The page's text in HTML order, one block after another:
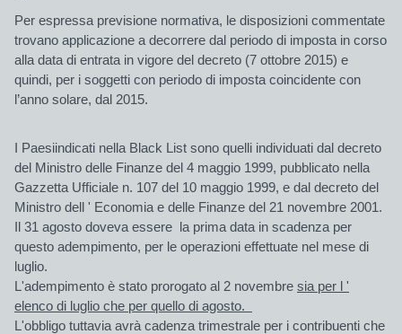
Per espressa previsione normativa, le disposizioni commentate
trovano applicazione a decorrere dal periodo di imposta in corso
alla data di entrata in vigore del decreto (7 ottobre 2015) e
quindi, per i soggetti con periodo di imposta coincidente con
l’anno solare, dal 2015.
I Paesiindicati nella Black List sono quelli individuati dal decreto
del Ministro delle Finanze del 4 maggio 1999, pubblicato nella
Gazzetta Ufficiale n. 107 del 10 maggio 1999, e dal decreto del
Ministro dell ' Economia e delle Finanze del 21 novembre 2001.
Il 31 agosto doveva essere la prima data in scadenza per
questo adempimento, per le operazioni effettuate nel mese di
luglio.
L'adempimento è stato prorogato al 2 novembre sia per l '
elenco di luglio che per quello di agosto.
L'obbligo tuttavia avrà cadenza trimestrale per i contribuenti che